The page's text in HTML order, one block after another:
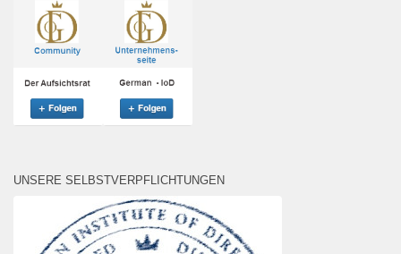
UNSERE SELBSTVERPFLICHTUNGEN